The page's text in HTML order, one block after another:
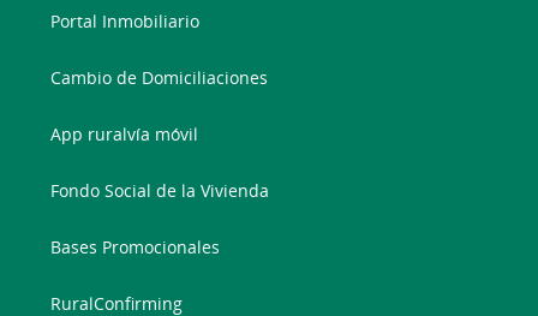
Portal Inmobiliario
Cambio de Domiciliaciones
App ruralvía móvil
Fondo Social de la Vivienda
Bases Promocionales
RuralConfirming